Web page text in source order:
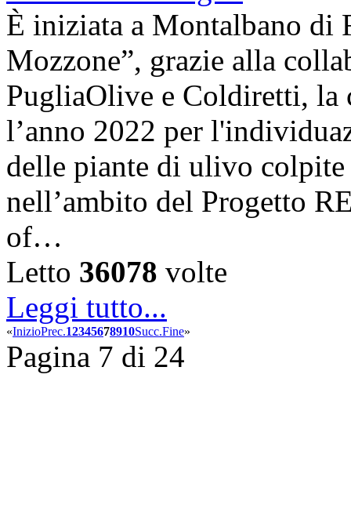
È iniziata a Montalbano di
Mozzone”, grazie alla
PugliaOlive e Coldiretti, la
l’anno 2022 per
delle piante di ulivo
nell’ambito del Progetto
of…
Letto 36078 volte
Leggi tutto...
«InizioPrec.12345678910Succ.Fine»
Pagina 7 di 24